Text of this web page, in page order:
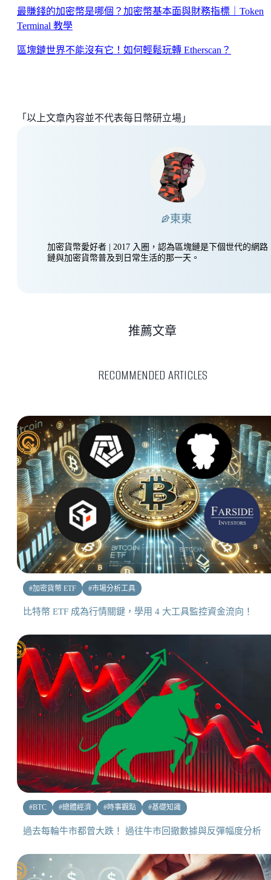
最賺錢的加密幣是哪個？加密幣基本面與財務指標｜Token
Terminal 教學
區塊鏈世界不能沒有它！如何輕鬆玩轉 Etherscan？
「以上文章內容並不代表每日幣研立場」
東東
加密貨幣愛好者 | 2017 入圈，認為區塊鏈是下個世代的網路
鏈與加密貨幣普及到日常生活的那一天。
RECOMMENDED ARTICLES
推薦文章
#加密貨幣 ETF #市場分析工具
比特幣 ETF 成為行情關鍵，學用 4 大工具監控資金流向！
#BTC #總體經濟 #時事觀點 #基礎知識
過去每輪牛市都曾大跌！ 過往牛市回撤數據與反彈幅度分析